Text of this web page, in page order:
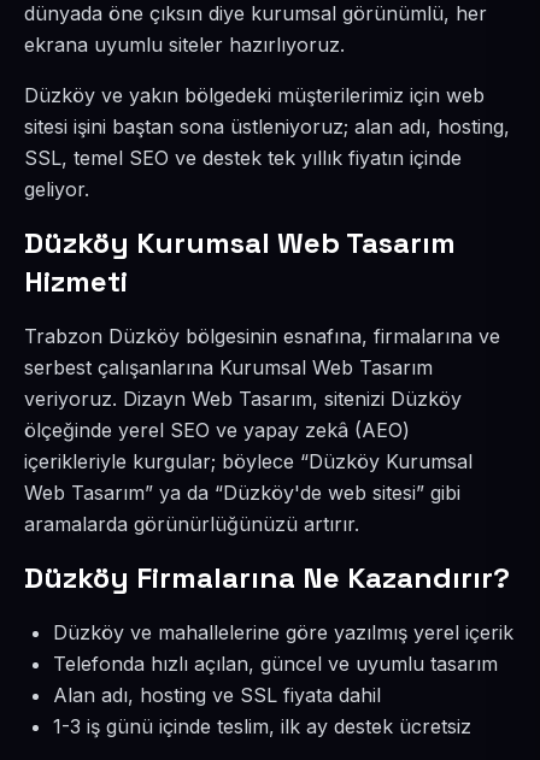
dünyada öne çıksın diye kurumsal görünümlü, her
ekrana uyumlu siteler hazırlıyoruz.
Düzköy ve yakın bölgedeki müşterilerimiz için web
sitesi işini baştan sona üstleniyoruz; alan adı, hosting,
SSL, temel SEO ve destek tek yıllık fiyatın içinde
geliyor.
Düzköy Kurumsal Web Tasarım
Hizmeti
Trabzon Düzköy bölgesinin esnafına, firmalarına ve
serbest çalışanlarına Kurumsal Web Tasarım
veriyoruz. Dizayn Web Tasarım, sitenizi Düzköy
ölçeğinde yerel SEO ve yapay zekâ (AEO)
içerikleriyle kurgular; böylece “Düzköy Kurumsal
Web Tasarım” ya da “Düzköy'de web sitesi” gibi
aramalarda görünürlüğünüzü artırır.
Düzköy Firmalarına Ne Kazandırır?
Düzköy ve mahallelerine göre yazılmış yerel içerik
Telefonda hızlı açılan, güncel ve uyumlu tasarım
Alan adı, hosting ve SSL fiyata dahil
1-3 iş günü içinde teslim, ilk ay destek ücretsiz